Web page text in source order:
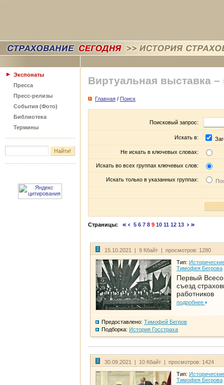
Экспонаты
Пресса
Пресс-релизы
События (Фото)
Библиотека
Термины
Виртуальная выставка –
Главная / Поиск
Поисковый запрос:
Искать в:
Не искать в ключевых словах:
Искать во всех группах ключевых слов:
Искать только в указанных группах:
Страницы: 5 6 7 8 9 10 11 12 13
15.10.2021 | 9 Кбайт | просмотров: 1280
Тип:
Тимофея Бегрова
Первый
съезд
работников
подробнее
Предоставлено: Тимофей Бегров
Подборка: История Госстраха
30.09.2021 | 10 Кбайт | просмотров: 1424
Тип:
Тимофея Бегрова